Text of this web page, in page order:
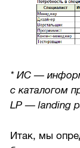
* ИС —
с каталогом
LP — landing
Итак, мы